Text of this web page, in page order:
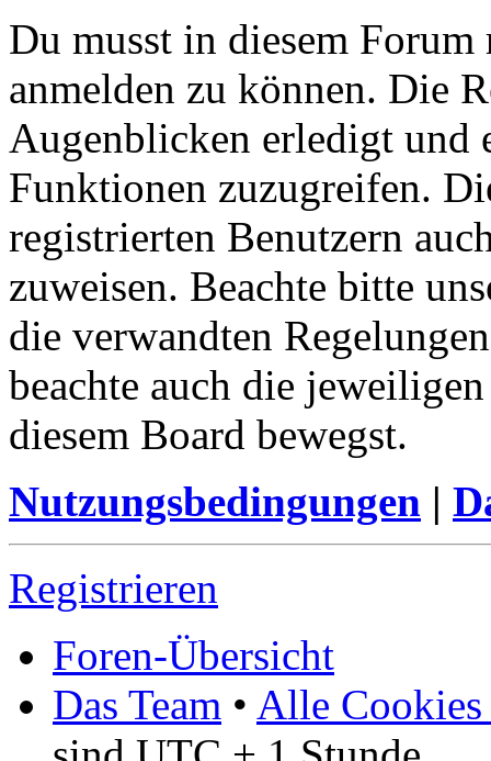
Du musst in diesem
anmelden zu können. Die
Augenblicken erledigt und
Funktionen zuzugreifen.
registrierten Benutzern
zuweisen. Beachte bitte
die verwandten
beachte auch die
diesem Board bewegst.
Nutzungsbedingungen |
Registrieren
Foren-Übersicht
Das Team • Alle Cookies